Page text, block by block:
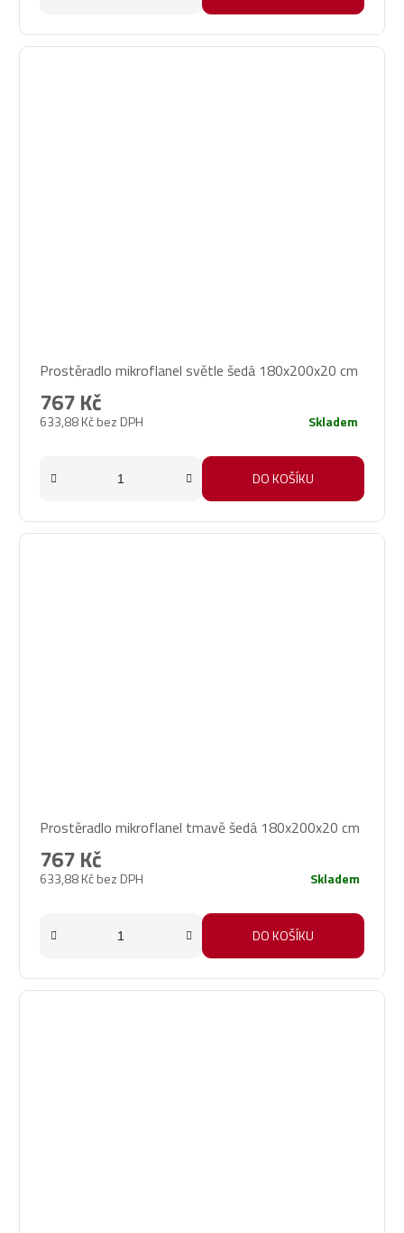
hodnocení
produktu
je
Prostěradlo mikroflanel světle šedá 180x200x20 cm
633,88 Kč bez DPH
767 Kč
Skladem
DO KOŠÍKU
Prostěradlo mikroflanel tmavě šedá 180x200x20 cm
633,88 Kč bez DPH
767 Kč
Skladem
DO KOŠÍKU